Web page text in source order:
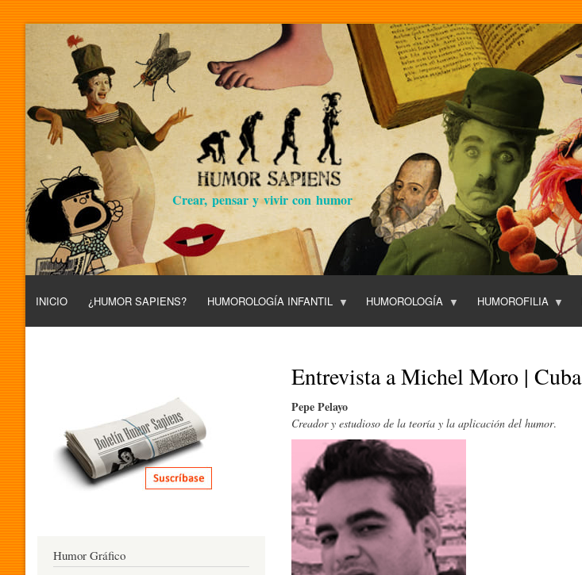
Pasar
al
contenido
principal
Crear, pensar y vivir con humor
INICIO ¿HUMOR SAPIENS? HUMOROLOGÍA INFANTIL
L
E
A
HUMOROLOGÍA
T
Í
A
HUMOROFILIA
O
Entrevista a Michel Moro | Cuba
Pepe Pelayo
Creador y estudioso de la teoría y la aplicación del humor.
Humor Gráfico